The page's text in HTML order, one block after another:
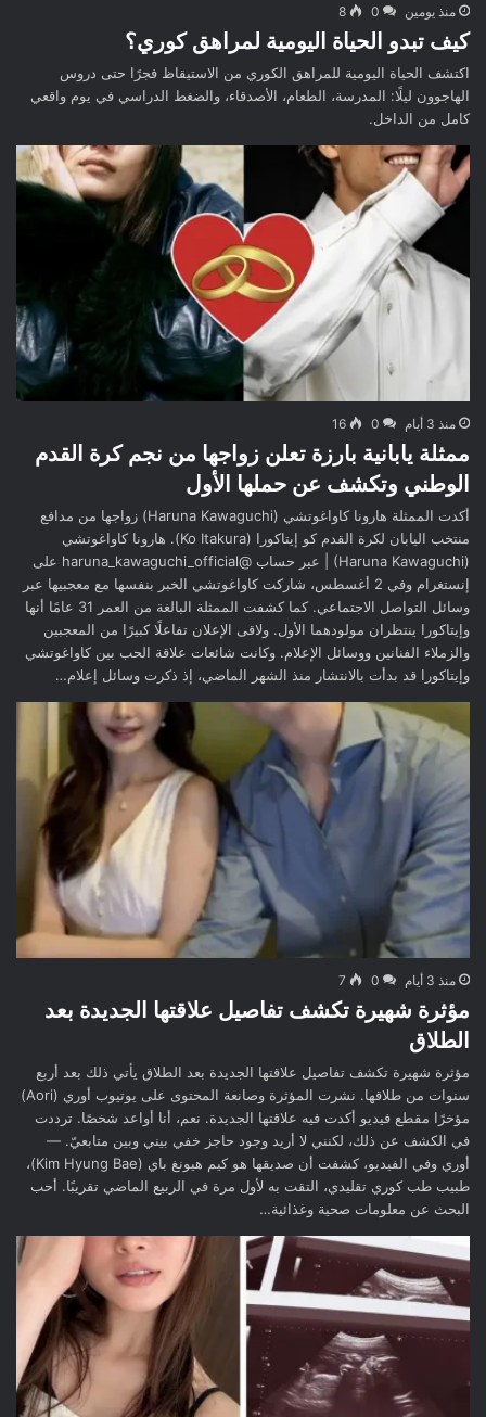
منذ يومين 0
8
كيف تبدو الحياة اليومية لمراهق كوري؟
اكتشف الحياة اليومية للمراهق الكوري من الاستيقاظ فجرًا حتى دروس
الهاجوون ليلًا: المدرسة، الطعام، الأصدقاء، والضغط الدراسي في يوم واقعي
كامل من الداخل.
منذ 3 أيام 0
16
ممثلة يابانية بارزة تعلن زواجها من نجم كرة القدم
الوطني وتكشف عن حملها الأول
أكدت الممثلة هارونا كاواغوتشي (Haruna Kawaguchi) زواجها من مدافع
منتخب اليابان لكرة القدم كو إيتاكورا (Ko Itakura). هارونا كاواغوتشي
(Haruna Kawaguchi) | عبر حساب @haruna_kawaguchi_official على
إنستغرام وفي 2 أغسطس، شاركت كاواغوتشي الخبر بنفسها مع معجبيها عبر
وسائل التواصل الاجتماعي. كما كشفت الممثلة البالغة من العمر 31 عامًا أنها
وإيتاكورا ينتظران مولودهما الأول. ولاقى الإعلان تفاعلًا كبيرًا من المعجبين
والزملاء الفنانين ووسائل الإعلام. وكانت شائعات علاقة الحب بين كاواغوتشي
وإيتاكورا قد بدأت بالانتشار منذ الشهر الماضي، إذ ذكرت وسائل إعلام…
منذ 3 أيام 0
7
مؤثرة شهيرة تكشف تفاصيل علاقتها الجديدة بعد
الطلاق
مؤثرة شهيرة تكشف تفاصيل علاقتها الجديدة بعد الطلاق يأتي ذلك بعد أربع
سنوات من طلاقها. نشرت المؤثرة وصانعة المحتوى على يوتيوب أوري (Aori)
مؤخرًا مقطع فيديو أكدت فيه علاقتها الجديدة. نعم، أنا أواعد شخصًا. ترددت
في الكشف عن ذلك، لكنني لا أريد وجود حاجز خفي بيني وبين متابعيّ. —
أوري وفي الفيديو، كشفت أن صديقها هو كيم هيونغ باي (Kim Hyung Bae)،
طبيب طب كوري تقليدي، التقت به لأول مرة في الربيع الماضي تقريبًا. أحب
البحث عن معلومات صحية وغذائية…